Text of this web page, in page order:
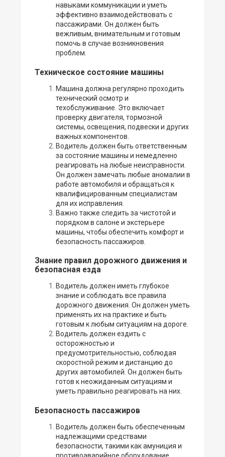
навыками коммуникации и уметь
эффективно взаимодействовать с
пассажирами. Он должен быть
вежливым, внимательным и готовым
помочь в случае возникновения
проблем.
Техническое состояние машины
Машина должна регулярно проходить
технический осмотр и
техобслуживание. Это включает
проверку двигателя, тормозной
системы, освещения, подвески и других
важных компонентов.
Водитель должен быть ответственным
за состояние машины и немедленно
реагировать на любые неисправности.
Он должен замечать любые аномалии в
работе автомобиля и обращаться к
квалифицированным специалистам
для их исправления.
Важно также следить за чистотой и
порядком в салоне и экстерьере
машины, чтобы обеспечить комфорт и
безопасность пассажиров.
Знание правил дорожного движения и
безопасная езда
Водитель должен иметь глубокое
знание и соблюдать все правила
дорожного движения. Он должен уметь
применять их на практике и быть
готовым к любым ситуациям на дороге.
Водитель должен ездить с
осторожностью и
предусмотрительностью, соблюдая
скоростной режим и дистанцию до
других автомобилей. Он должен быть
готов к неожиданным ситуациям и
уметь правильно реагировать на них.
Безопасность пассажиров
Водитель должен быть обеспеченным
надлежащими средствами
безопасности, такими как амуниция и
противоаварийное оборудование.